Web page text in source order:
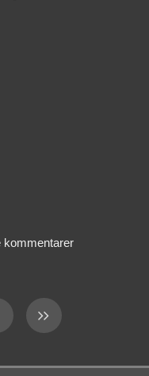
kommentarer